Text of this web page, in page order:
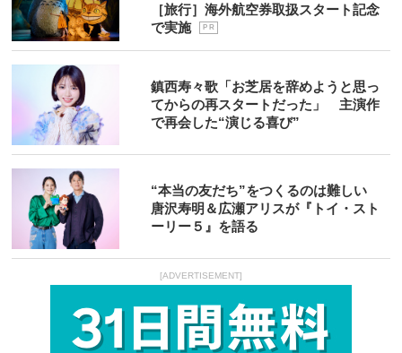
［旅行］海外航空券取扱スタート記念
で実施
P R
鎮西寿々歌「お芝居を辞めようと思っ
てからの再スタートだった」 主演作
で再会した“演じる喜び”
“本当の友だち”をつくるのは難しい
唐沢寿明＆広瀬アリスが『トイ・スト
ーリー５』を語る
[ADVERTISEMENT]